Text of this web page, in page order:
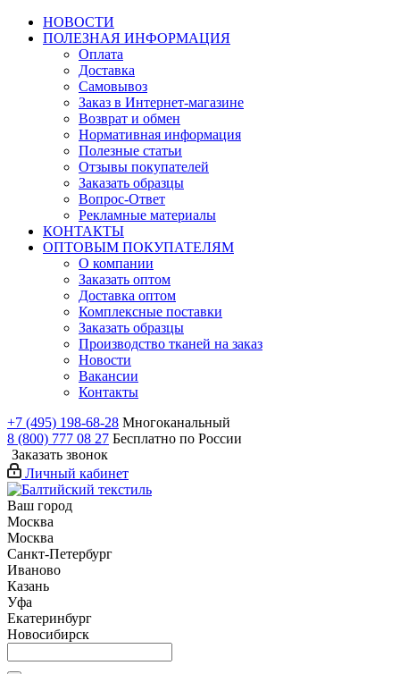
НОВОСТИ
ПОЛЕЗНАЯ ИНФОРМАЦИЯ
Оплата
Доставка
Самовывоз
Заказ в Интернет-магазине
Возврат и обмен
Нормативная информация
Полезные статьи
Отзывы покупателей
Заказать образцы
Вопрос-Ответ
Рекламные материалы
КОНТАКТЫ
ОПТОВЫМ ПОКУПАТЕЛЯМ
О компании
Заказать оптом
Доставка оптом
Комплексные поставки
Заказать образцы
Производство тканей на заказ
Новости
Вакансии
Контакты
+7 (495) 198-68-28 Многоканальный
8 (800) 777 08 27 Бесплатно по России
Заказать звонок
Личный кабинет
Ваш город
Москва
Москва
Санкт-Петербург
Иваново
Казань
Уфа
Екатеринбург
Новосибирск